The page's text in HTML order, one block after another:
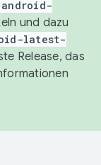
android-
und dazu
latest-
Release, das